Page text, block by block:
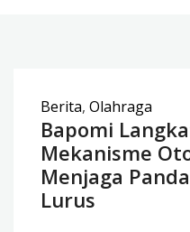
Berita, Olahraga
Bapomi
Mekanisme
Menjaga
Lurus